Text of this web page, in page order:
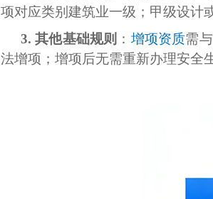
项对应类别建筑业一级；甲级设计
3. 其他基础规则 ： 增项资质需
法增项；增项后无需重新办理安全